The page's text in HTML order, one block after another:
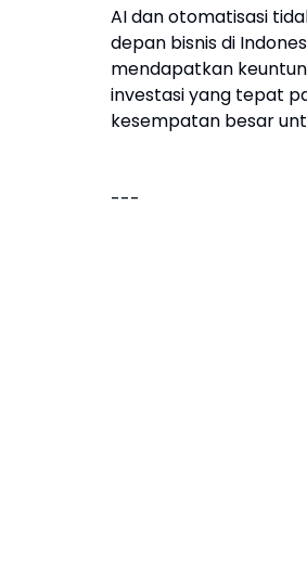
AI dan otomatisasi
depan bisnis di
mendapatkan
investasi yang tepat
kesempatan besar
---